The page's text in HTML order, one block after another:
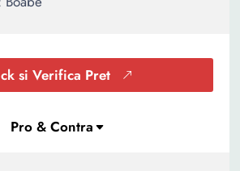
si Verifica Pret